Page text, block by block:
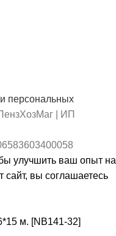
персональных
| ИП
улучшить ваш опыт на
вы соглашаетесь